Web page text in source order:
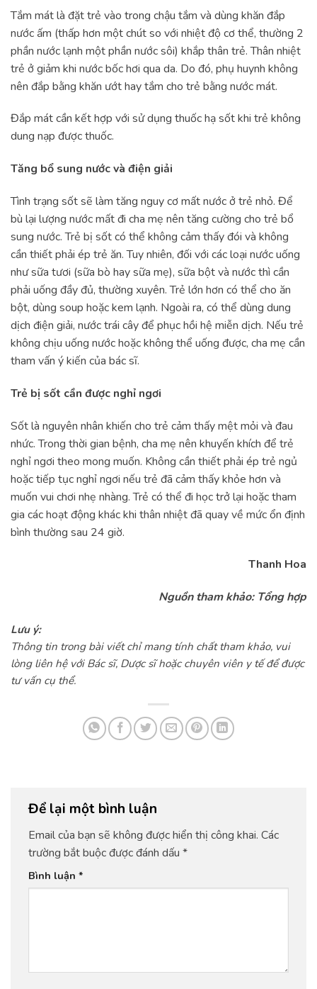
Tắm mát là đặt trẻ vào trong chậu tắm và dùng khăn đắp
nước ấm (thấp hơn một chút so với nhiệt độ cơ thể, thường 2
phần nước lạnh một phần nước sôi) khắp thân trẻ. Thân nhiệt
trẻ ở giảm khi nước bốc hơi qua da. Do đó, phụ huynh không
nên đắp bằng khăn ướt hay tắm cho trẻ bằng nước mát.
Đắp mát cần kết hợp với sử dụng thuốc hạ sốt khi trẻ không
dung nạp được thuốc.
Tăng bổ sung nước và điện giải
Tình trạng sốt sẽ làm tăng nguy cơ mất nước ở trẻ nhỏ. Để
bù lại lượng nước mất đi cha mẹ nên tăng cường cho trẻ bổ
sung nước. Trẻ bị sốt có thể không cảm thấy đói và không
cần thiết phải ép trẻ ăn. Tuy nhiên, đối với các loại nước uống
như sữa tươi (sữa bò hay sữa mẹ), sữa bột và nước thì cần
phải uống đầy đủ, thường xuyên. Trẻ lớn hơn có thể cho ăn
bột, dùng soup hoặc kem lạnh. Ngoài ra, có thể dùng dung
dịch điện giải, nước trái cây để phục hồi hệ miễn dịch. Nếu trẻ
không chịu uống nước hoặc không thể uống được, cha mẹ cần
tham vấn ý kiến của bác sĩ.
Trẻ bị sốt cần được nghỉ ngơi
Sốt là nguyên nhân khiến cho trẻ cảm thấy mệt mỏi và đau
nhức. Trong thời gian bệnh, cha mẹ nên khuyến khích để trẻ
nghỉ ngơi theo mong muốn. Không cần thiết phải ép trẻ ngủ
hoặc tiếp tục nghỉ ngơi nếu trẻ đã cảm thấy khỏe hơn và
muốn vui chơi nhẹ nhàng. Trẻ có thể đi học trở lại hoặc tham
gia các hoạt động khác khi thân nhiệt đã quay về mức ổn định
bình thường sau 24 giờ.
Thanh Hoa
Nguồn tham khảo: Tổng hợp
Lưu ý:
Thông tin trong bài viết chỉ mang tính chất tham khảo, vui
lòng liên hệ với Bác sĩ, Dược sĩ hoặc chuyên viên y tế để được
tư vấn cụ thể.
Để lại một bình luận
Email của bạn sẽ không được hiển thị công khai. Các
trường bắt buộc được đánh dấu *
Bình luận *